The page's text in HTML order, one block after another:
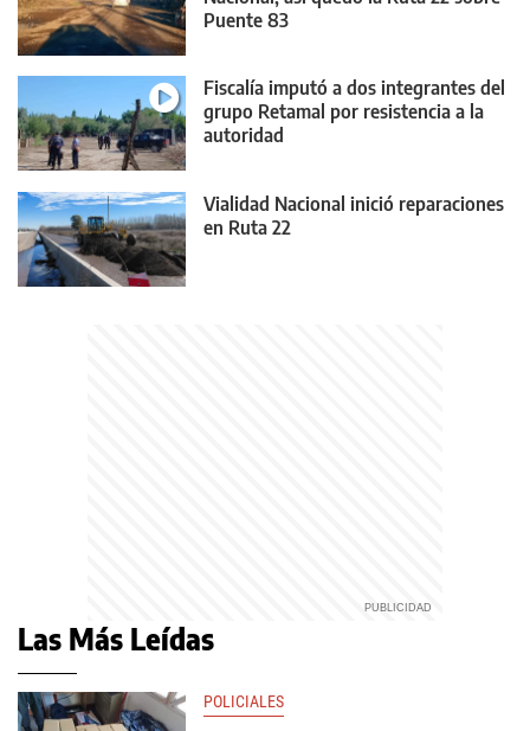
Puente 83
Fiscalía imputó a dos integrantes del
grupo Retamal por resistencia a la
autoridad
Vialidad Nacional inició reparaciones
en Ruta 22
Las Más Leídas
POLICIALES